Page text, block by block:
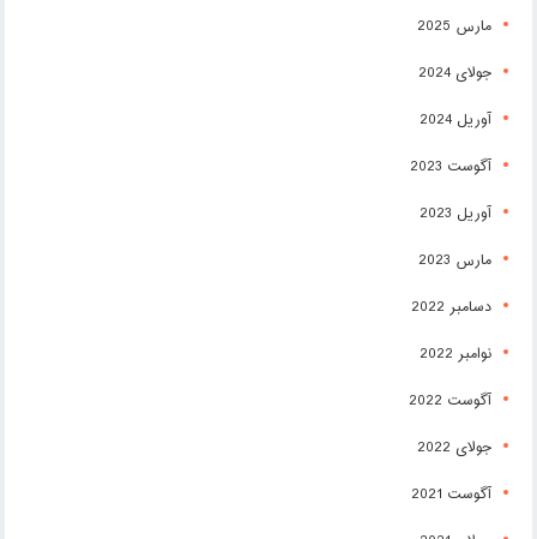
مارس 2025
جولای 2024
آوریل 2024
آگوست 2023
آوریل 2023
مارس 2023
دسامبر 2022
نوامبر 2022
آگوست 2022
جولای 2022
آگوست 2021